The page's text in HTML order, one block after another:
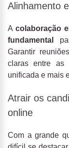
Alinhamento
Acolaboração
fundamental
Garantir
claras entre as
unificada e mais
Atrair os
online
Com a grande